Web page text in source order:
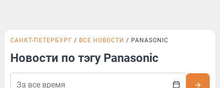
САНКТ-ПЕТЕРБУРГ ВСЕ НОВОСТИ PANASONIC
Новости по тэгу Panasonic